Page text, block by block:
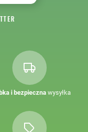
i bezpiecznawysyłka